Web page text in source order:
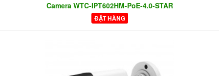
Camera WTC-IPT602HM-PoE-4.0-STAR
ĐẶT HÀNG